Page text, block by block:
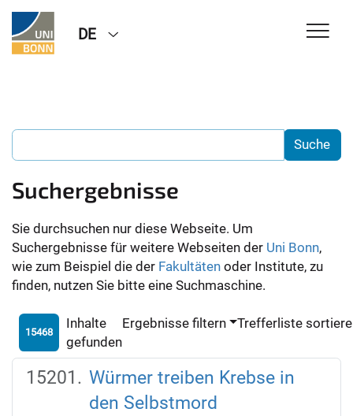
DE
Suchergebnisse
Sie durchsuchen nur diese Webseite. Um
Suchergebnisse für weitere Webseiten der Uni Bonn,
wie zum Beispiel die der Fakultäten oder Institute, zu
finden, nutzen Sie bitte eine Suchmaschine.
15468
Inhalte
gefunden
Ergebnisse filtern Trefferliste
Würmer treiben Krebse in
den Selbstmord